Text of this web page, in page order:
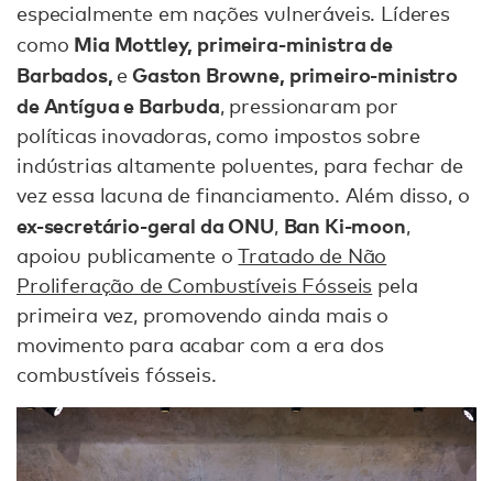
especialmente em nações vulneráveis. Líderes
como Mia Mottley, primeira-ministra de
Barbados, eGaston Browne, primeiro-ministro
de Antígua e Barbuda, pressionaram por
políticas inovadoras, como impostos sobre
indústrias altamente poluentes, para fechar de
vez essa lacuna de financiamento. Além disso, o
ex-secretário-geral da ONU, Ban Ki-moon,
apoiou publicamente oTratado de Não
Proliferação de Combustíveis Fósseis pela
primeira vez, promovendo ainda mais o
movimento para acabar com a era dos
combustíveis fósseis.